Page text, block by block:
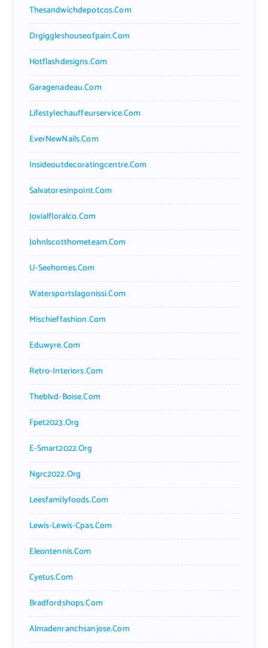
Thesandwichdepotcos.com
Drgiggleshouseofpain.com
Hotflashdesigns.com
Garagenadeau.com
Lifestylechauffeurservice.com
EverNewNails.com
Insideoutdecoratingcentre.com
Salvatoresinpoint.com
Jovialfloralco.com
Johnlscotthometeam.com
U-Seehomes.com
Watersportslagonissi.com
Mischieffashion.com
Eduwyre.com
Retro-Interiors.com
Theblvd-Boise.com
Fpet2023.org
E-Smart2022.org
Ngrc2022.org
Leesfamilyfoods.com
Lewis-Lewis-Cpas.com
Eleontennis.com
Cyetus.com
Bradfordshops.com
Almadenranchsanjose.com